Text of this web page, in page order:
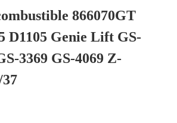
866070GT
D1105 Genie Lift GS-
3369 GS-4069 Z-